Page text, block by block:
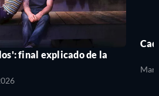
final explicado de la